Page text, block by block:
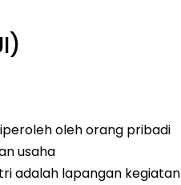
oleh orang pribadi
usaha
adalah lapangan kegiatan